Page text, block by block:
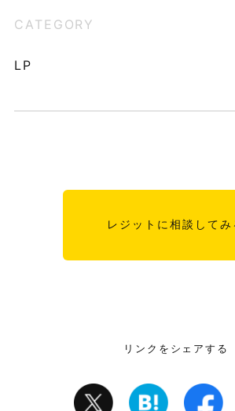
CATEGORY
LP
レジットに相談してみ
リンクをシェアする